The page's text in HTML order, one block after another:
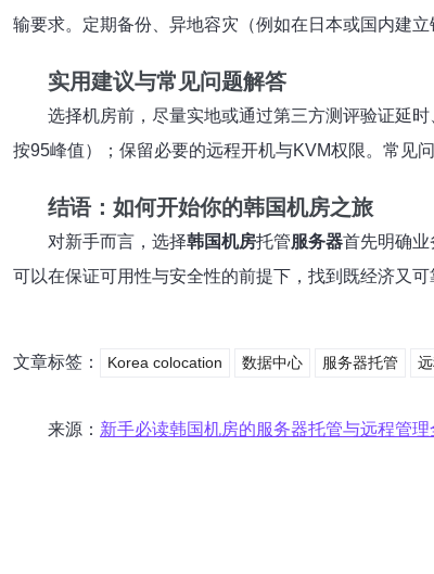
输要求。定期备份、异地容灾（例如在日本或国内建
实用建议与常见问题解答
选择机房前，尽量实地或通过第三方测评验证延
按95峰值）；保留必要的远程开机与KVM权限。常见
结语：如何开始你的韩国机房之旅
对新手而言，选择韩国机房托管服务器首先明确业
可以在保证可用性与安全性的前提下，找到既经济又
文章标签： Korea colocation 数据中心 服务器托管
来源： 新手必读韩国机房的服务器托管与远程管理